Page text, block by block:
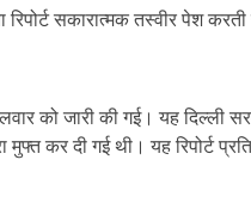
सकारात्मक तस्वीर पेश करती
को जारी की गई। यह दिल्ली
कर दी गई थी। यह रिपोर्ट